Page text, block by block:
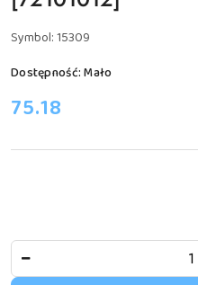
Symbol:15309
Dostępność:Mało
cena:
75.18